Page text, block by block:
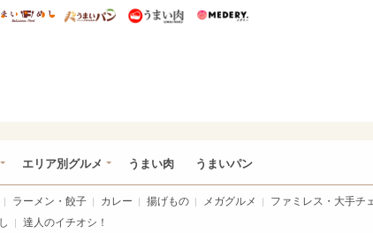
ディズニー特集
うまいめし うまいパン うまい肉
エリア別グルメ うまい肉 うまいパン
ラーメン・餃子 カレー 揚げもの メガグルメ ファミレス・大手チ
達人のイチオシ！